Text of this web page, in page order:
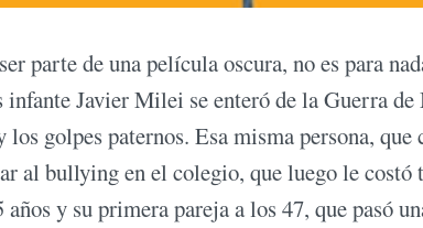
parte de una película oscura, no es para
infante Javier Milei se enteró de la Guerra
golpes paternos. Esa misma persona,
al bullying en el colegio, que luego le
y su primera pareja a los 47, que pasó